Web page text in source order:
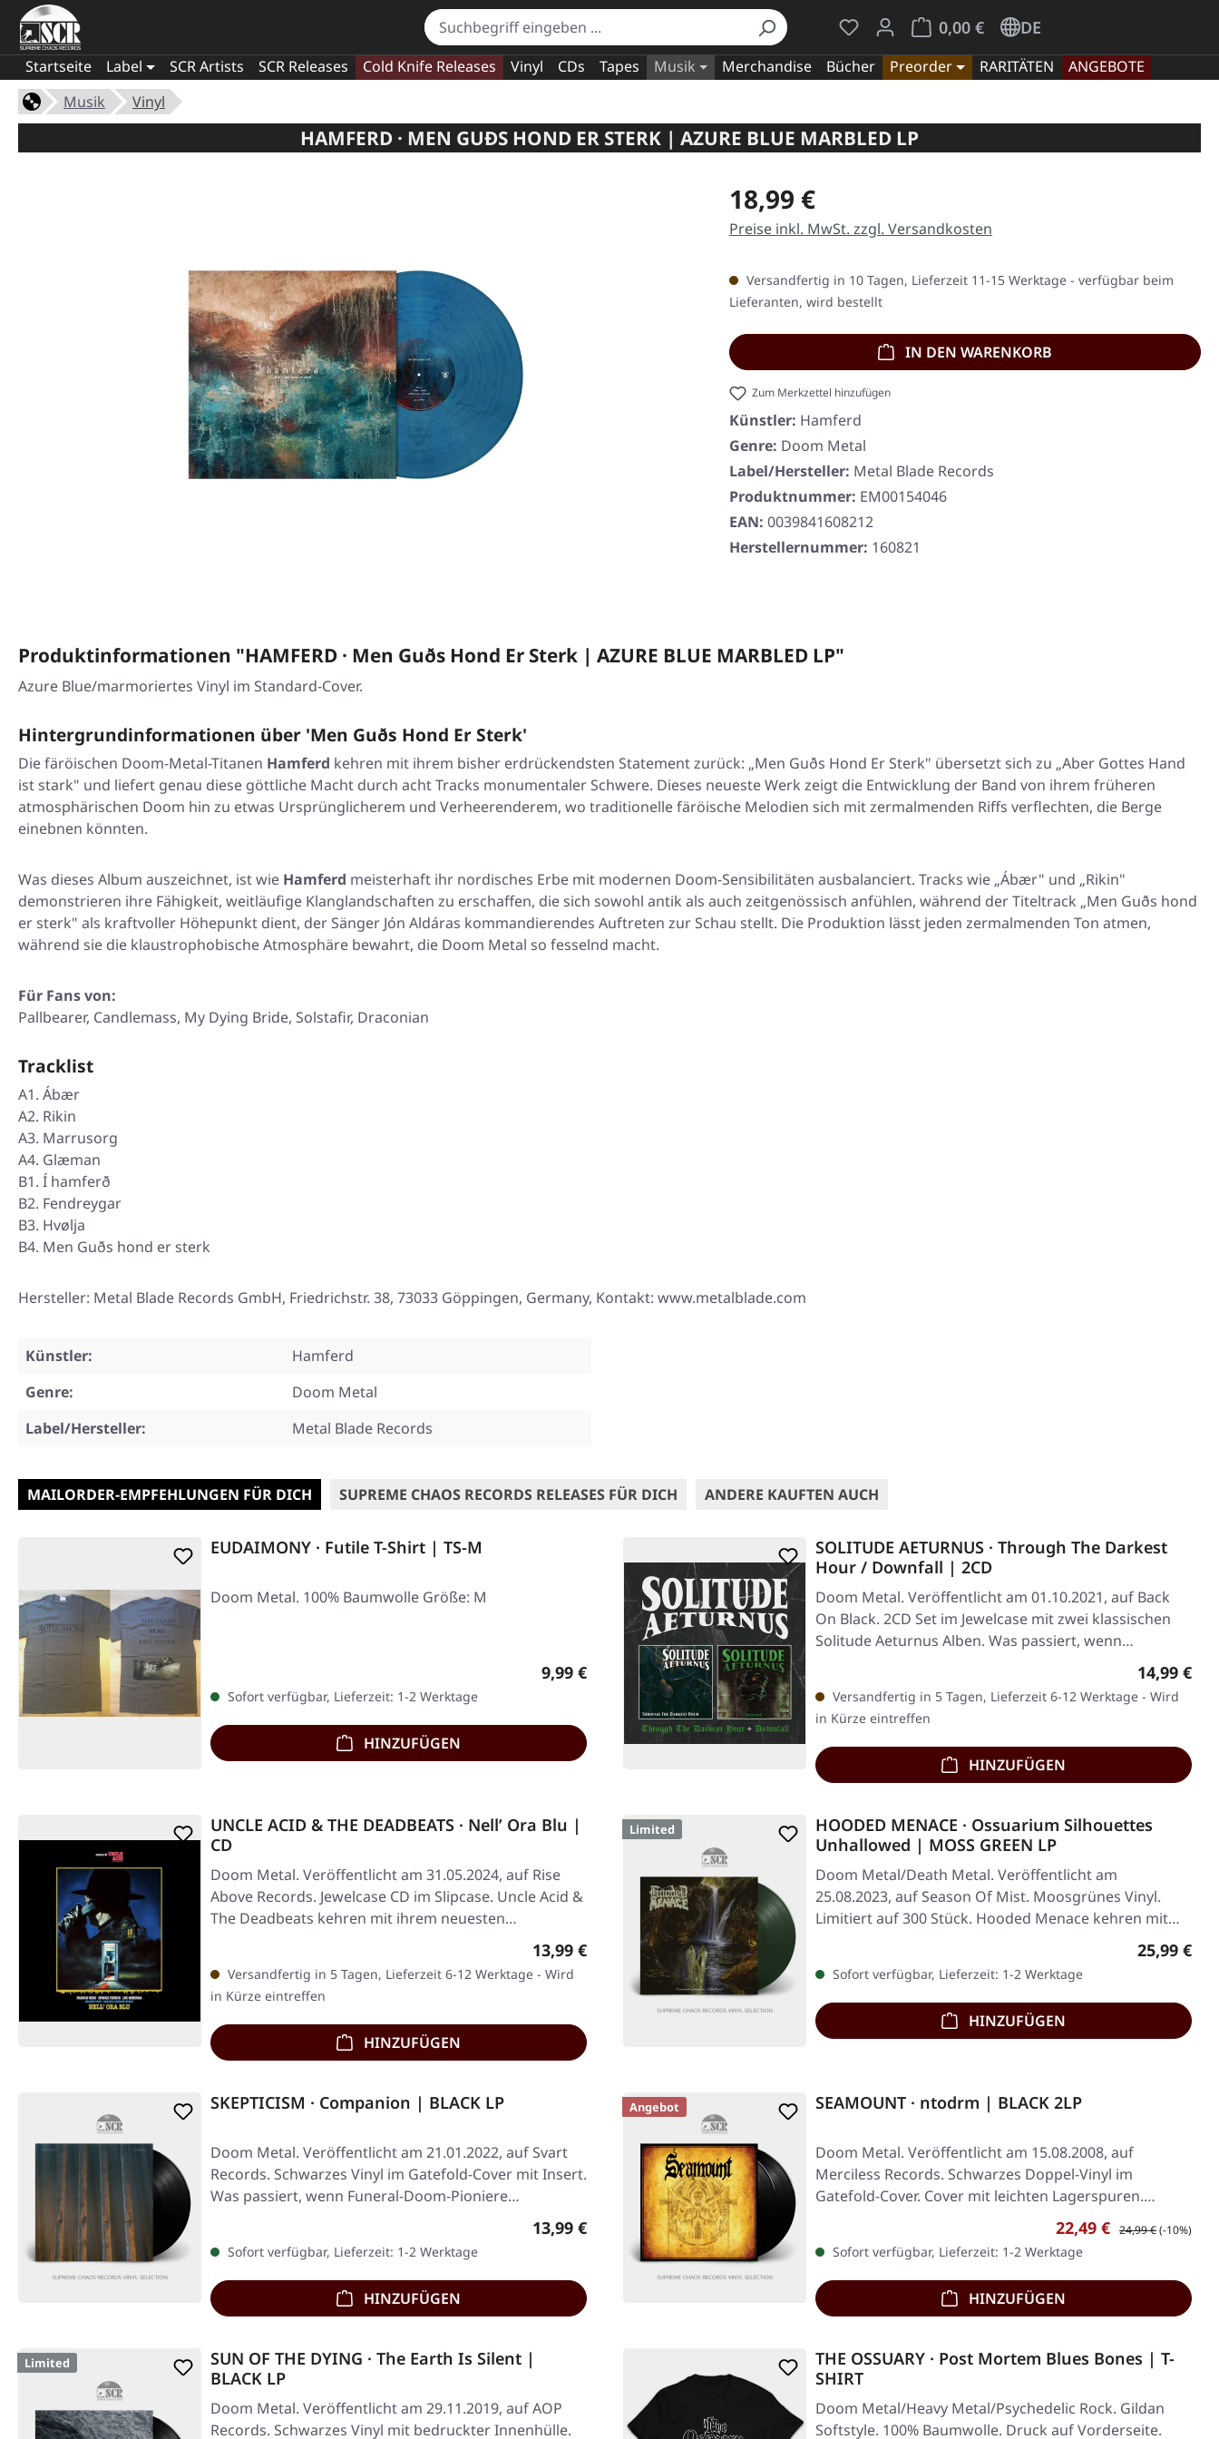
Du hast 0 Produkte auf dem Merkzettel
0,00 €
Warenkorb enthält 0 Positionen. Der
DE
Startseite Label SCR Artists SCR Releases Cold Knife Releases Vinyl CDs Tapes Musik Merchandise Bücher Preorder RARITÄTEN
ANGEBOTE
Musik
Vinyl
HAMFERD · MEN GUÐS HOND ER STERK | AZURE BLUE MARBLED LP
Regulärer Preis:
18,99 €
Preise inkl. MwSt. zzgl. Versandkosten
Versandfertig in 10 Tagen, Lieferzeit 11-15 Werktage - verfügbar beim
Lieferanten, wird bestellt
IN DEN WARENKORB
Zum Merkzettel hinzufügen
Künstler: Hamferd
Genre: Doom Metal
Label/Hersteller: Metal Blade Records
Produktnummer: EM00154046
EAN: 0039841608212
Herstellernummer: 160821
Produktinformationen "HAMFERD · Men Guðs Hond Er Sterk | AZURE BLUE MARBLED LP"
Azure Blue/marmoriertes Vinyl im Standard-Cover.
Hintergrundinformationen über 'Men Guðs Hond Er Sterk'
Die färöischen Doom-Metal-Titanen Hamferd kehren mit ihrem bisher erdrückendsten Statement zurück: „Men Guðs Hond Er Sterk" übersetzt sich zu „Aber Gottes Hand
ist stark" und liefert genau diese göttliche Macht durch acht Tracks monumentaler Schwere. Dieses neueste Werk zeigt die Entwicklung der Band von ihrem früheren
atmosphärischen Doom hin zu etwas Ursprünglicherem und Verheerenderem, wo traditionelle färöische Melodien sich mit zermalmenden Riffs verflechten, die Berge
einebnen könnten.
Was dieses Album auszeichnet, ist wie Hamferd meisterhaft ihr nordisches Erbe mit modernen Doom-Sensibilitäten ausbalanciert. Tracks wie „Ábær" und „Rikin"
demonstrieren ihre Fähigkeit, weitläufige Klanglandschaften zu erschaffen, die sich sowohl antik als auch zeitgenössisch anfühlen, während der Titeltrack „Men Guðs hond
er sterk" als kraftvoller Höhepunkt dient, der Sänger Jón Aldáras kommandierendes Auftreten zur Schau stellt. Die Produktion lässt jeden zermalmenden Ton atmen,
während sie die klaustrophobische Atmosphäre bewahrt, die Doom Metal so fesselnd macht.
Für Fans von:
Pallbearer, Candlemass, My Dying Bride, Solstafir, Draconian
Tracklist
A1. Ábær
A2. Rikin
A3. Marrusorg
A4. Glæman
B1. Í hamferð
B2. Fendreygar
B3. Hvølja
B4. Men Guðs hond er sterk
Hersteller: Metal Blade Records GmbH, Friedrichstr. 38, 73033 Göppingen, Germany, Kontakt: www.metalblade.com
Künstler:
Hamferd
Genre:
Doom Metal
Label/Hersteller:
Metal Blade Records
MAILORDER-EMPFEHLUNGEN FÜR DICH SUPREME CHAOS RECORDS RELEASES FÜR DICH ANDERE KAUFTEN AUCH
EUDAIMONY · Futile T-Shirt | TS-M
Doom Metal. 100% Baumwolle Größe: M
Regulärer Preis:
9,99 €
Sofort verfügbar, Lieferzeit: 1-2 Werktage
HINZUFÜGEN
SOLITUDE AETURNUS · Through The Darkest
Hour / Downfall | 2CD
Doom Metal. Veröffentlicht am 01.10.2021, auf Back
On Black. 2CD Set im Jewelcase mit zwei klassischen
Solitude Aeturnus Alben. Was passiert, wenn…
Regulärer
14,99 €
Versandfertig in 5 Tagen, Lieferzeit 6-12 Werktage - Wird
in Kürze eintreffen
HINZUFÜGEN
UNCLE ACID & THE DEADBEATS · Nell’ Ora Blu |
CD
Doom Metal. Veröffentlicht am 31.05.2024, auf Rise
Above Records. Jewelcase CD im Slipcase. Uncle Acid &
The Deadbeats kehren mit ihrem neuesten…
Regulärer Preis:
13,99 €
Versandfertig in 5 Tagen, Lieferzeit 6-12 Werktage - Wird
in Kürze eintreffen
HINZUFÜGEN
Limited
HOODED MENACE · Ossuarium Silhouettes
Unhallowed | MOSS GREEN LP
Doom Metal/Death Metal. Veröffentlicht am
25.08.2023, auf Season Of Mist. Moosgrünes Vinyl.
Limitiert auf 300 Stück. Hooded Menace kehren mit
Regulärer
25,99 €
Sofort verfügbar, Lieferzeit: 1-2 Werktage
HINZUFÜGEN
SKEPTICISM · Companion | BLACK LP
Doom Metal. Veröffentlicht am 21.01.2022, auf Svart
Records. Schwarzes Vinyl im Gatefold-Cover mit Insert.
Was passiert, wenn Funeral-Doom-Pioniere…
Regulärer Preis:
13,99 €
Sofort verfügbar, Lieferzeit: 1-2 Werktage
HINZUFÜGEN
Angebot SEAMOUNT · ntodrm | BLACK 2LP
Doom Metal. Veröffentlicht am 15.08.2008, auf
Merciless Records. Schwarzes Doppel-Vinyl im
Gatefold-Cover. Cover mit leichten Lagerspuren.
Verkaufspreis:
22,49 € Regulärer Preis:
24,99 €(-10%)
Sofort verfügbar, Lieferzeit: 1-2 Werktage
HINZUFÜGEN
Limited
SUN OF THE DYING · The Earth Is Silent |
BLACK LP
Doom Metal. Veröffentlicht am 29.11.2019, auf AOP
Records. Schwarzes Vinyl mit bedruckter Innenhülle.
THE OSSUARY · Post Mortem Blues Bones | T-
SHIRT
Doom Metal/Heavy Metal/Psychedelic Rock. Gildan
Softstyle. 100% Baumwolle. Druck auf Vorderseite.